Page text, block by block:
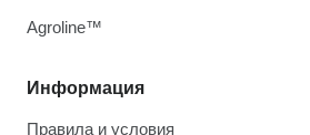
Информация
Правила и условия
Agroline™